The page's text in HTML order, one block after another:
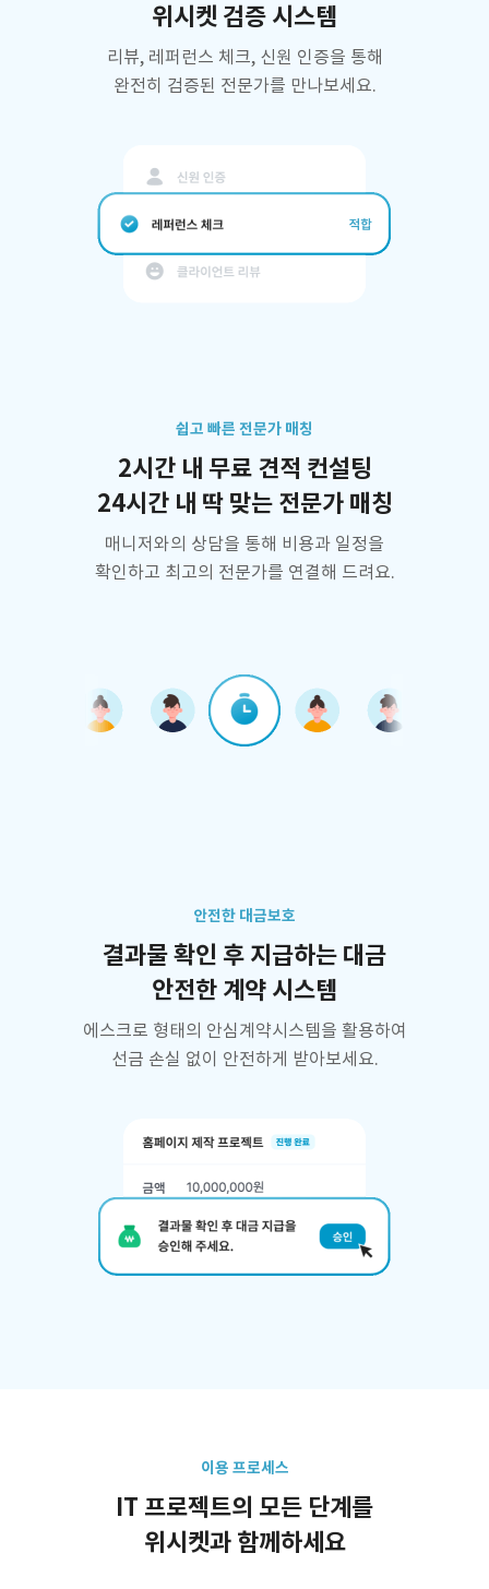
위시켓 검증 시스템
리뷰, 레퍼런스 체크, 신원 인증을 통해
완전히 검증된 전문가를 만나보세요.
쉽고 빠른 전문가 매칭
2시간 내 무료 견적 컨설팅
24시간 내 딱 맞는 전문가 매칭
매니저와의 상담을 통해 비용과 일정을
확인하고 최고의 전문가를 연결해 드려요.
안전한 대금보호
결과물 확인 후 지급하는 대금
안전한 계약 시스템
에스크로 형태의 안심계약시스템을 활용하여
선금 손실 없이 안전하게 받아보세요.
이용 프로세스
IT 프로젝트의 모든 단계를
위시켓과 함께하세요